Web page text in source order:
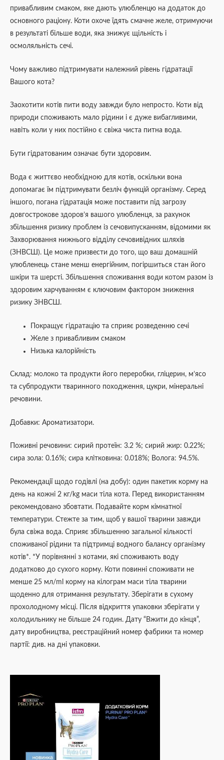
привабливим смаком, яке дають улюбленцю на додаток до
основного раціону. Коти охоче їдять смачне желе, отримуючи
в результаті більше води, яка знижує щільність і
осмоляльність сечі.
Чому важливо підтримувати належний рівень гідратації
Вашого кота?
Заохотити котів пити воду завжди було непросто. Коти від
природи споживають мало рідини і є дуже вибагливими,
навіть коли у них постійно є свіжа чиста питна вода.
Бути гідратованим означає бути здоровим.
Вода є життєво необхідною для котів, оскільки вона
допомагає їм підтримувати безліч функцій організму. Серед
іншого, погана гідратація може поставити під загрозу
довгострокове здоров’я вашого улюбленця, за рахунок
збільшення ризику проблем із сечовипусканням, відомими як
Захворювання нижнього відділу сечовивідних шляхів
(ЗНВСШ). Це може призвести до того, що ваш домашній
улюбленець стане менш енергійним, погіршиться стан його
шкіри та шерсті. Збільшення споживання води котом разом із
здоровим харчуванням є ключовим фактором зниження
ризику ЗНВСШ.
Покращує гідратацію та сприяє розведенню сечі
Желе з привабливим смаком
Низька калорійність
Склад: молоко та продукти його переробки, гліцерин, м’ясо
та субпродукти тваринного походження, цукри, мінеральні
речовини.
Добавки: Ароматизатори.
Поживні речовини: сирий протеїн: 3.2 %; сирий жир: 0.22%;
cира зола: 0.16%; сира клітковина: 0.018%; Волога: 94.5%.
Рекомендації щодо годівлі (на добу): один пакетик корму на
день на кожні 2 кг/kg маси тіла кота. Перед використанням
рекомендовано збовтати. Подавайте корм кімнатної
температури. Стежте за тим, щоб у вашої тварини завжди
була свіжа вода. Сприяє збільшенню загальної кількості
споживаної рідини та підтримці водного балансу організму
котів*. *У порівнянні з котами, які споживають воду
додатково до сухого корму. Коти повинні споживати не
менше 25 мл/ml корму на кілограм маси тіла тварини
щоденно для отримання результату. Зберігати в сухому
прохолодному місці. Після відкриття упаковки зберігати у
холодильнику не більше 24 годин. Дату “Вжити до кінця”,
дату виробництва, реєстраційний номер фабрики та номер
партії: див. на дні упаковки.